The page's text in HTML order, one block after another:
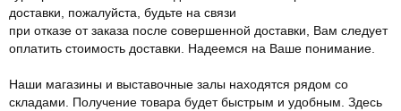
доставки, пожалуйста, будьте на связи
при отказе от заказа после совершенной доставки, Вам следует
оплатить стоимость доставки. Надеемся на Ваше понимание.
Наши магазины и выставочные залы находятся рядом со
складами. Получение товара будет быстрым и удобным. Здесь